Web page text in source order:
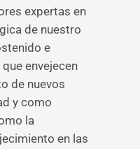
expertas en
de nuestro
e
envejecen
de nuevos
y como
la
en las